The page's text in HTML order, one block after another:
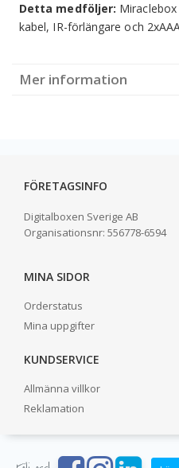
Detta medföljer:
kabel, IR-förlängare och
Mer information
FÖRETAGSINFO
Digitalboxen Sverige AB
Organisationsnr: 556778-6594
MINA SIDOR
Orderstatus
Mina uppgifter
KUNDSERVICE
Allmänna villkor
Reklamation